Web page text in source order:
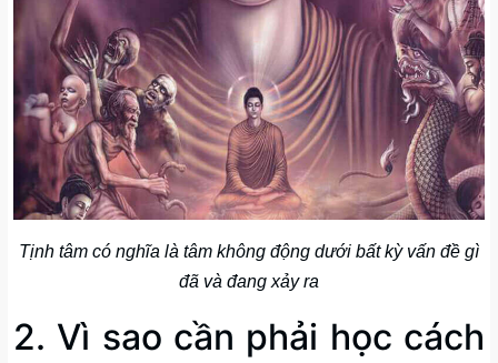
Tịnh tâm có nghĩa là tâm không động dưới bất kỳ vấn đề gì
đã và đang xảy ra
2. Vì sao cần phải học cách